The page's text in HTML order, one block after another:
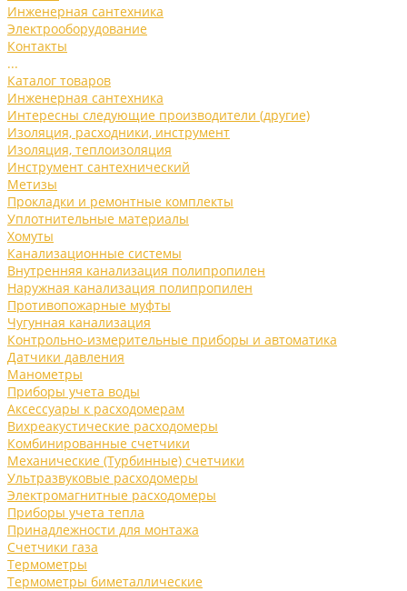
Инженерная сантехника
Электрооборудование
Контакты
...
Каталог товаров
Инженерная сантехника
Интересны следующие производители (другие)
Изоляция, расходники, инструмент
Изоляция, теплоизоляция
Инструмент сантехнический
Метизы
Прокладки и ремонтные комплекты
Уплотнительные материалы
Хомуты
Канализационные системы
Внутренняя канализация полипропилен
Наружная канализация полипропилен
Противопожарные муфты
Чугунная канализация
Контрольно-измерительные приборы и автоматика
Датчики давления
Манометры
Приборы учета воды
Аксессуары к расходомерам
Вихреакустические расходомеры
Комбинированные счетчики
Механические (Турбинные) счетчики
Ультразвуковые расходомеры
Электромагнитные расходомеры
Приборы учета тепла
Принадлежности для монтажа
Счетчики газа
Термометры
Термометры биметаллические